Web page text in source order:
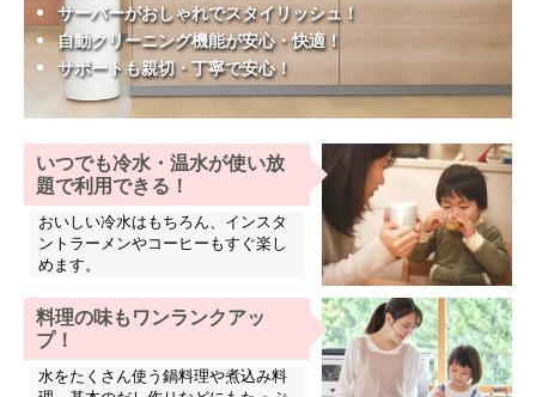
サーバーがおしゃれでスタイリッシュ！
自動クリーニング機能が安心・快適！
サポートも親切・丁寧で安心！
いつでも冷水・温水が使い放
題で利用できる！
おいしい冷水はもちろん、インスタ
ントラーメンやコーヒーもすぐ楽し
めます。
料理の味もワンランクアッ
プ！
水をたくさん使う鍋料理や煮込み料